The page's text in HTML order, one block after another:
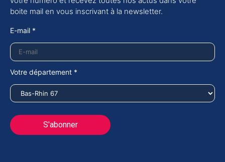
boite mail en vous inscrivant à la newsletter.
E-mail *
Votre département *